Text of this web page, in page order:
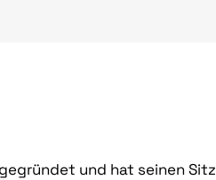
und hat seinen